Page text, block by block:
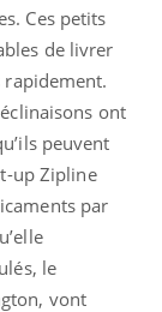
Ces petits
de livrer
rapidement.
ont
peuvent
up Zipline
par
le
vont